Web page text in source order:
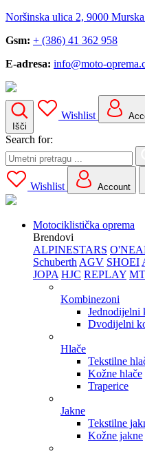
Noršinska ulica 2, 9000
Gsm: + (386) 41 362 958
E-adresa: info@moto-
Išči
Wishlist
Search for:
Wishlist Account
Motociklistička oprema
Brendovi
ALPINESTARS
Schuberth AGV SHOEI
JOPA HJC REPLAY
Kombinezoni
Jednodijelni
Dvodijelni
Hlače
Tekstilne
Kožne hlače
Traperice
Jakne
Tekstilne
Kožne jakne